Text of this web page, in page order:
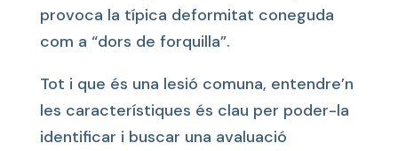
provoca la típica deformitat coneguda
com a “dors de forquilla”.
Tot i que és una lesió comuna, entendre’n
les característiques és clau per poder-la
identificar i buscar una avaluació